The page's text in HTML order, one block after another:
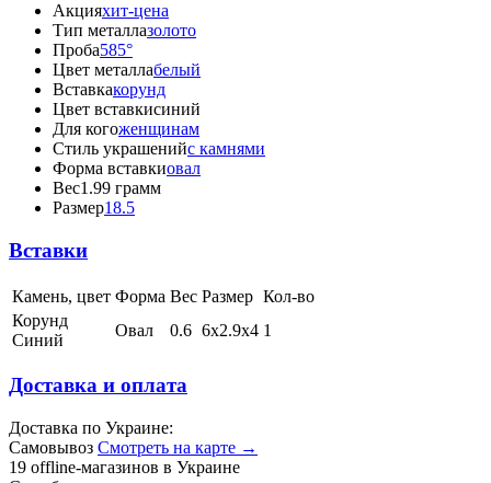
Акцияхит-цена
Тип металлазолото
Проба585°
Цвет металлабелый
Вставкакорунд
Цвет вставкисиний
Для когоженщинам
Стиль украшенийс камнями
Форма вставкиовал
Вес1.99 грамм
Размер18.5
Вставки
Камень, цвет Форма Вес Размер Кол-во
Корунд
Синий
Овал 0.6 6х2.9х4 1
Доставка и оплата
Доставка по Украине:
Самовывоз Смотреть на карте →
19 offline-магазинов в Украине